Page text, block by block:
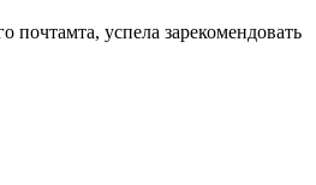
успела зарекомендовать